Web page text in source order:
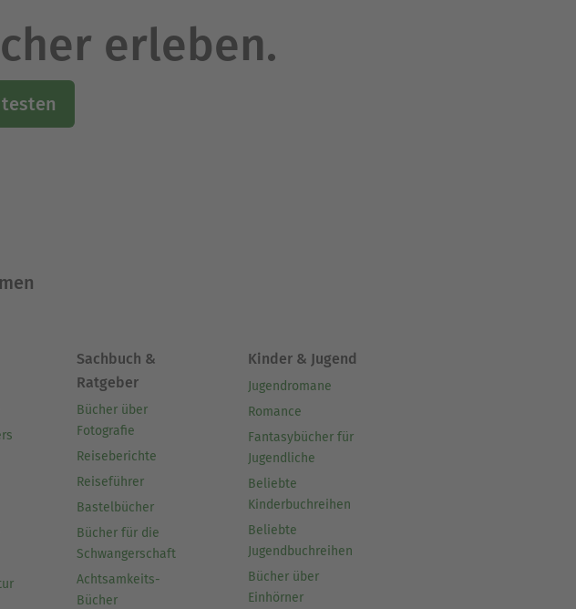
erleben.
Sachbuch &
Ratgeber
Bücher über
Fotografie
Reiseberichte
Reiseführer
Bastelbücher
Bücher für die
Schwangerschaft
Achtsamkeits-
Bücher
Kinder & Jugend
Jugendromane
Romance
Fantasybücher für
Jugendliche
Beliebte
Kinderbuchreihen
Beliebte
Jugendbuchreihen
Bücher über
Einhörner